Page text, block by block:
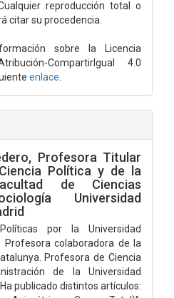
reproducción total o
citar su procedencia.
sobre la Licencia
CompartirIgual 4.0
enlace
Profesora Titular
Política y de la
de Ciencias
Universidad
por la Universidad
Profesora colaboradora de la
Profesora de Ciencia
de la Universidad
publicado distintos artículos: